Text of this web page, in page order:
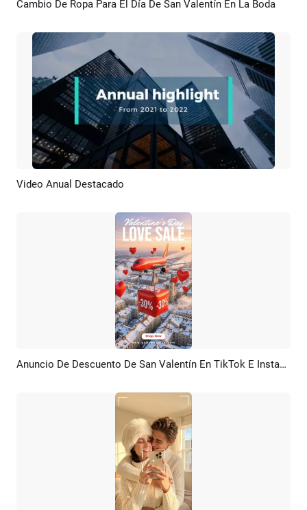
Previsualizar Crear IA
Cambio De Ropa Para El Día De San Valentín En La Boda
Previsualizar
Video Anual Destacado
Previsualizar Crear IA Anuncio De Descuento De San Valentín En TikTok E Instagram